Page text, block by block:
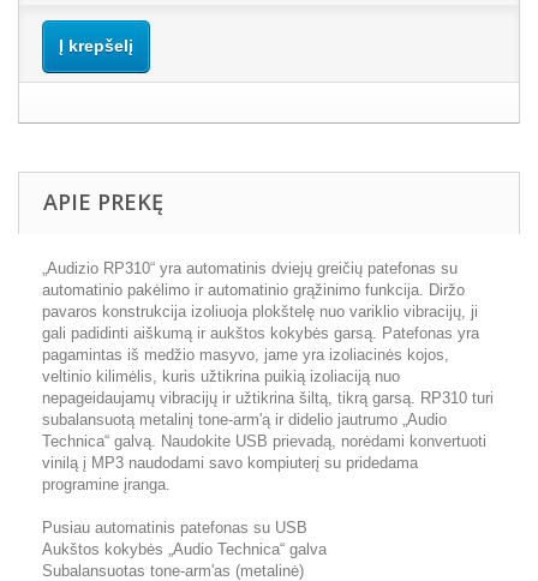
Į krepšelį
APIE PREKĘ
„Audizio RP310“ yra automatinis dviejų greičių patefonas su
automatinio pakėlimo ir automatinio grąžinimo funkcija. Diržo
pavaros konstrukcija izoliuoja plokštelę nuo variklio vibracijų, ji
gali padidinti aiškumą ir aukštos kokybės garsą. Patefonas yra
pagamintas iš medžio masyvo, jame yra izoliacinės kojos,
veltinio kilimėlis, kuris užtikrina puikią izoliaciją nuo
nepageidaujamų vibracijų ir užtikrina šiltą, tikrą garsą. RP310 turi
subalansuotą metalinį tone-arm'ą ir didelio jautrumo „Audio
Technica“ galvą. Naudokite USB prievadą, norėdami konvertuoti
vinilą į MP3 naudodami savo kompiuterį su pridedama
programine įranga.
Pusiau automatinis patefonas su USB
Aukštos kokybės „Audio Technica“ galva
Subalansuotas tone-arm'as (metalinė)